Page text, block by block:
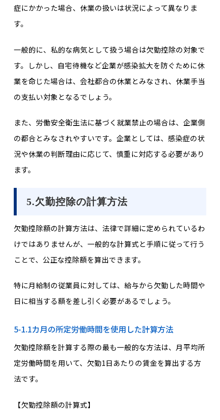
症にかかった場合、休業の扱いは状況によって異なりま
す。
一般的に、私的な病気として扱う場合は欠勤控除の対象で
す。しかし、自宅待機など企業が感染拡大を防ぐために休
業を命じた場合は、会社都合の休業とみなされ、休業手当
の支払い対象となるでしょう。
また、労働安全衛生法に基づく就業禁止の場合は、企業側
の都合とみなされやすいです。企業としては、感染症の状
況や休業の判断理由に応じて、慎重に対応する必要があり
ます。
5.欠勤控除の計算方法
欠勤控除額の計算方法は、法律で詳細に定められているわ
けではありませんが、一般的な計算式と手順に従って行う
ことで、公正な控除額を算出できます。
特に月給制の従業員に対しては、給与から欠勤した時間や
日に相当する額を差し引く必要があるでしょう。
5-1.1カ月の所定労働時間を使用した計算方法
欠勤控除額を計算する際の最も一般的な方法は、月平均所
定労働時間を用いて、欠勤1日あたりの賃金を算出する方
法です。
【欠勤控除額の計算式】